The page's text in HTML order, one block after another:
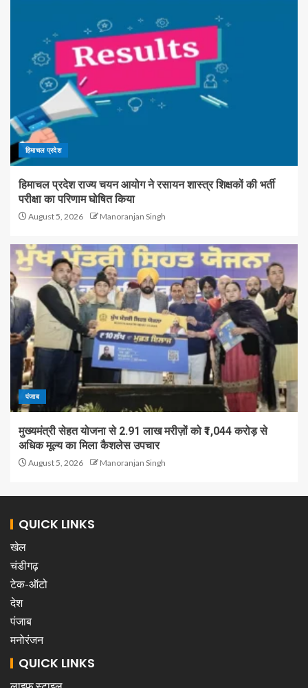
हिमाचल प्रदेश
हिमाचल प्रदेश राज्य चयन आयोग ने रसायन शास्त्र शिक्षकों की भर्ती
परीक्षा का परिणाम घोषित किया
August 5, 2026 Manoranjan Singh
पंजाब
मुख्यमंत्री सेहत योजना से 2.91 लाख मरीज़ों को ₹1,044 करोड़ से
अधिक मूल्य का मिला कैशलेस उपचार
August 5, 2026 Manoranjan Singh
QUICK LINKS
खेल
चंडीगढ़
टेक-ऑटो
देश
पंजाब
मनोरंजन
QUICK LINKS